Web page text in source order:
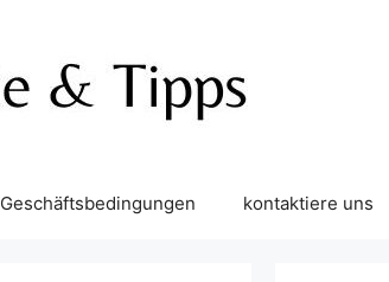
Geschäftsbedingungen kontaktiere uns